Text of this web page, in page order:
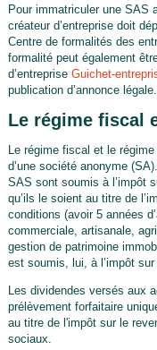
Pour immatriculer une SAS
créateur d’entreprise doit
Centre de formalités des
formalité peut également
d’entreprise Guichet-
publication d’annonce légale.
Le régime fiscal
Le régime fiscal et le
d’une société anonyme
SAS sont soumis à l’impôt
qu’ils le soient au titre de
conditions (avoir 5 années
commerciale, artisanale,
gestion de patrimoine
est soumis, lui, à l’impôt sur
Les dividendes versés aux
prélèvement forfaitaire
au titre de l'impôt sur le
sociaux.